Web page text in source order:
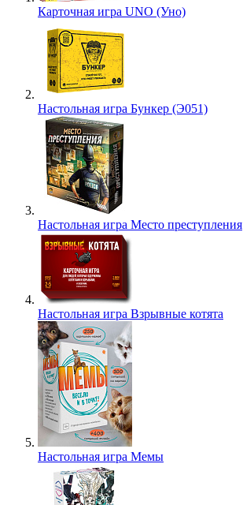
Карточная игра UNO (Уно)
Настольная игра Бункер (Э051)
Настольная игра Место преступления
Настольная игра Взрывные котята
Настольная игра Мемы